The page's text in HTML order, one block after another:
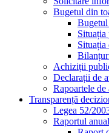
Bugetul din
Bugetul
Situația
Achiziții
Declarații de
Rapoartele
Transparență
Legea 52/
Raportul